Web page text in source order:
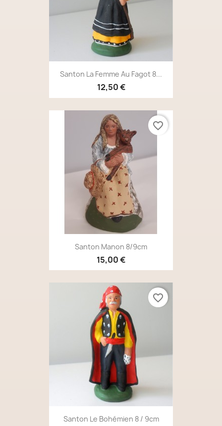
Santon La Femme Au Fagot 8...
12,50 €
Santon Manon 8/9cm
15,00 €
favorite_border
Santon Le Bohémien 8 / 9cm
favorite_border